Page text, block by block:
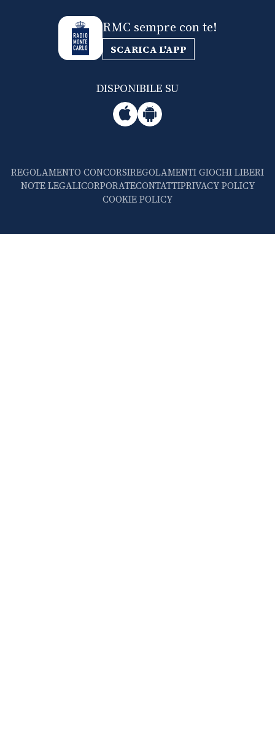
RMC sempre con te!
SCARICA L'APP
DISPONIBILE SU
REGOLAMENTO CONCORSIREGOLAMENTI GIOCHI LIBERI
NOTE LEGALICORPORATECONTATTIPRIVACY POLICY
COOKIE POLICY